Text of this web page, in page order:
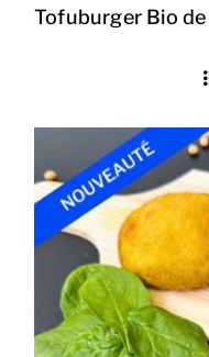
Tofuburger Bio